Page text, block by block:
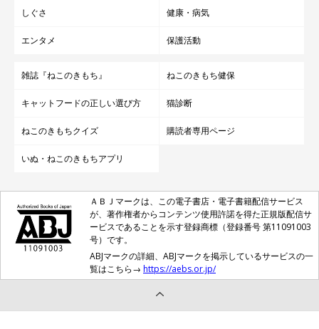
しぐさ 健康・病気
エンタメ 保護活動
雑誌『ねこのきもち』 ねこのきもち健保
キャットフードの正しい選び方 猫診断
ねこのきもちクイズ 購読者専用ページ
いぬ・ねこのきもちアプリ
ＡＢＪマークは、この電子書店・電子書籍配信サービス
が、著作権者からコンテンツ使用許諾を得た正規版配信サ
ービスであることを示す登録商標（登録番号 第11091003
号）です。
ABJマークの詳細、ABJマークを掲示しているサービスの一
覧はこちら→ https://aebs.or.jp/